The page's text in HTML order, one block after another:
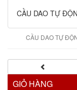
CẦU DAO TỰ
CẦU DAO TỰ
GIỎ HÀNG